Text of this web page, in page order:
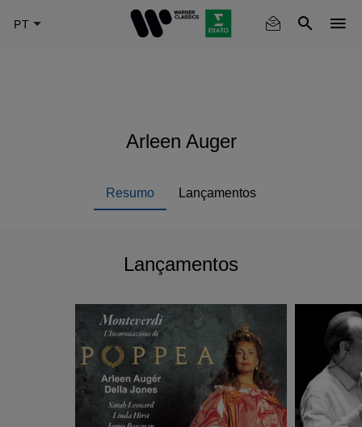
Arleen Auger
Resumo Lançamentos
Lançamentos